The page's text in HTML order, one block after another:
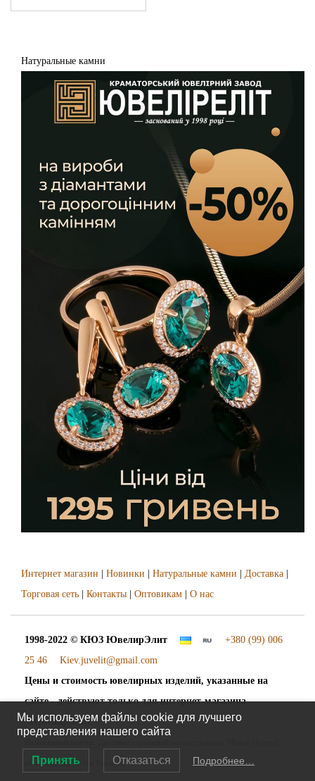
Натуральные камни
Интернет магазин Новинки Натуральные камни Доставка
Торговая сеть
Контакты Оптовикам О нас
1998-2022 © КЮЗ ЮвелирЭлит
+380 (99) 006
25 46
Kiev.juvelit@gmail.com
Цены и стоимость ювелирных изделий, указанные на
сайте - действуют только для интернет-магазина
"ЮвелирЭлит".
во все города и сёла Украины
Мы используем файлы cookie для лучшего
представления нашего сайта
Принять Отказаться Подробнее…